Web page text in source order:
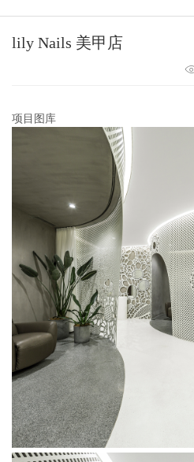
lily Nails 美甲店
项目图库